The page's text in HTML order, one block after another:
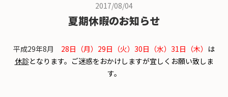
交通事故治療
物理療法の分類
当院案内
2017/08/04
夏期休暇のお知らせ
平成29年8月 28日（月）29日（火）30日（水）31日（木） は
休診となります。ご迷惑をおかけしますが宜しくお願い致しま
す。